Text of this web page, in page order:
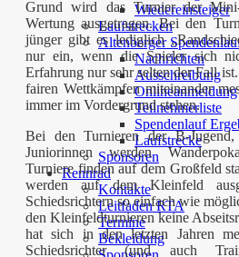
Wiedereinsteiger
Laufstrecken
Altenberger
Nachrichten
Ausschreibung
Onlineanmeldung
Teilnehmerliste
Spendenlauf
Laufstrecke
Sponsoren
Rennrad
Kontakte
Leitfaden RTA
Termine
Bekleidung
Grund wird das Turnier der
Wertung ausgetragen. Bei den
jünger gibt es lediglich
nur ein, wenn die Spieler sich
Erfahrung nur sehr selten der Fall
fairen Wettkämpfen miteinander
immer im Vordergrund stehen.
Bei den Turnieren der B-
Juniorinnen werden
Turniere finden auf dem Großfeld
werden auf dem Kleinfeld
Schiedsrichtern so einfach wie
den Kleinfeldturnieren keine
hat sich in den letzten Jahren
Schiedsrichter (und auch